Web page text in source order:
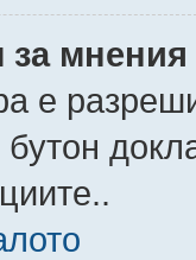
за
е